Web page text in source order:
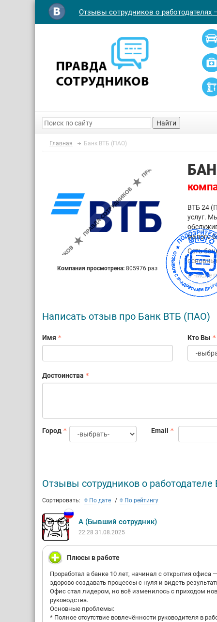
Отзывы сотрудников о
Найти
Главная Банк ВТБ (ПАО)
Компания просмотрена:805976 раз
ВТБ 24
услуг.
малого
Сеть
В числе
в
доля в
Банка
Написать отзыв про Банк ВТБ (ПАО)
Имя Кто Вы
Достоинства
Город Email
Отзывы сотрудников о
Сортировать: По дате По рейтингу
А (Бывший сотрудник)
22:28 31.08.2025
Плюсы в работе
Проработал в банке 10 лет, начинал с открытия офиса
здорово создавать процессы с нуля и видеть
Офис стал лидером, но всё изменилось с приходом
руководства.
Основные проблемы:
* Полное отсутствие вовлечённости руководителя в